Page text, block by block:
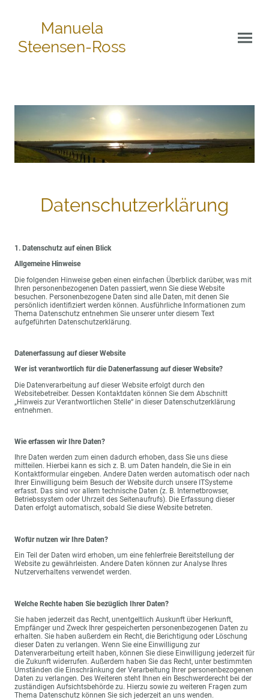
Manuela
Steensen-Ross
Datenschutzerklärung
1. Datenschutz auf einen Blick
Allgemeine Hinweise
Die folgenden Hinweise geben einen einfachen Überblick darüber, was mit
Ihren personenbezogenen Daten passiert, wenn Sie diese Website
besuchen. Personenbezogene Daten sind alle Daten, mit denen Sie
persönlich identifiziert werden können. Ausführliche Informationen zum
Thema Datenschutz entnehmen Sie unserer unter diesem Text
aufgeführten Datenschutzerklärung.
Datenerfassung auf dieser Website
Wer ist verantwortlich für die Datenerfassung auf dieser Website?
Die Datenverarbeitung auf dieser Website erfolgt durch den
Websitebetreiber. Dessen Kontaktdaten können Sie dem Abschnitt
„Hinweis zur Verantwortlichen Stelle“ in dieser Datenschutzerklärung
entnehmen.
Wie erfassen wir Ihre Daten?
Ihre Daten werden zum einen dadurch erhoben, dass Sie uns diese
mitteilen. Hierbei kann es sich z. B. um Daten handeln, die Sie in ein
Kontaktformular eingeben. Andere Daten werden automatisch oder nach
Ihrer Einwilligung beim Besuch der Website durch unsere ITSysteme
erfasst. Das sind vor allem technische Daten (z. B. Internetbrowser,
Betriebssystem oder Uhrzeit des Seitenaufrufs). Die Erfassung dieser
Daten erfolgt automatisch, sobald Sie diese Website betreten.
Wofür nutzen wir Ihre Daten?
Ein Teil der Daten wird erhoben, um eine fehlerfreie Bereitstellung der
Website zu gewährleisten. Andere Daten können zur Analyse Ihres
Nutzerverhaltens verwendet werden.
Welche Rechte haben Sie bezüglich Ihrer Daten?
Sie haben jederzeit das Recht, unentgeltlich Auskunft über Herkunft,
Empfänger und Zweck Ihrer gespeicherten personenbezogenen Daten zu
erhalten. Sie haben außerdem ein Recht, die Berichtigung oder Löschung
dieser Daten zu verlangen. Wenn Sie eine Einwilligung zur
Datenverarbeitung erteilt haben, können Sie diese Einwilligung jederzeit für
die Zukunft widerrufen. Außerdem haben Sie das Recht, unter bestimmten
Umständen die Einschränkung der Verarbeitung Ihrer personenbezogenen
Daten zu verlangen. Des Weiteren steht Ihnen ein Beschwerderecht bei der
zuständigen Aufsichtsbehörde zu. Hierzu sowie zu weiteren Fragen zum
Thema Datenschutz können Sie sich jederzeit an uns wenden.